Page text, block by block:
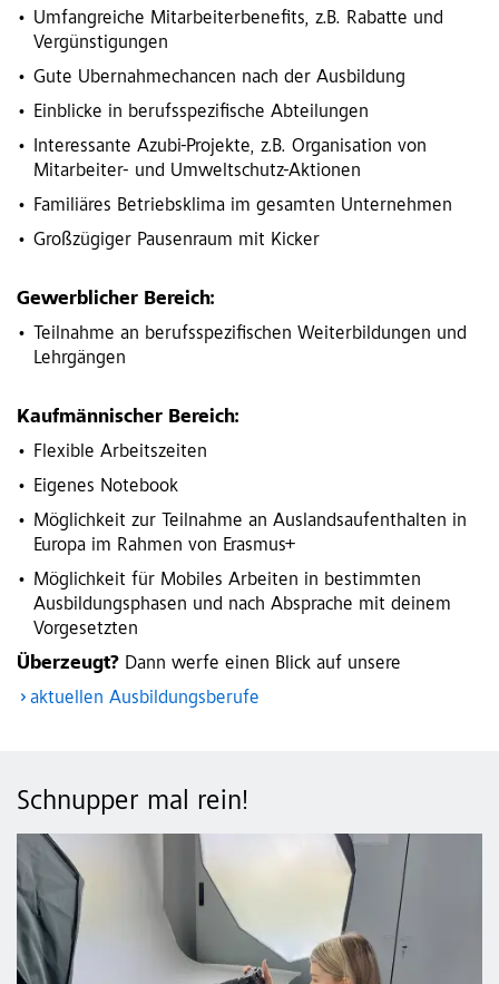
Umfangreiche Mitarbeiterbenefits, z.B. Rabatte und
Vergünstigungen
Gute Übernahmechancen nach der Ausbildung
Einblicke in berufsspezifische Abteilungen
Interessante Azubi-Projekte, z.B. Organisation von
Mitarbeiter- und Umweltschutz-Aktionen
Familiäres Betriebsklima im gesamten Unternehmen
Großzügiger Pausenraum mit Kicker
Gewerblicher Bereich:
Teilnahme an berufsspezifischen Weiterbildungen und
Lehrgängen
Kaufmännischer Bereich:
Flexible Arbeitszeiten
Eigenes Notebook
Möglichkeit zur Teilnahme an Auslandsaufenthalten in
Europa im Rahmen von Erasmus+
Möglichkeit für Mobiles Arbeiten in bestimmten
Ausbildungsphasen und nach Absprache mit deinem
Vorgesetzten
Überzeugt? Dann werfe einen Blick auf unsere
aktuellen Ausbildungsberufe
Schnupper mal rein!